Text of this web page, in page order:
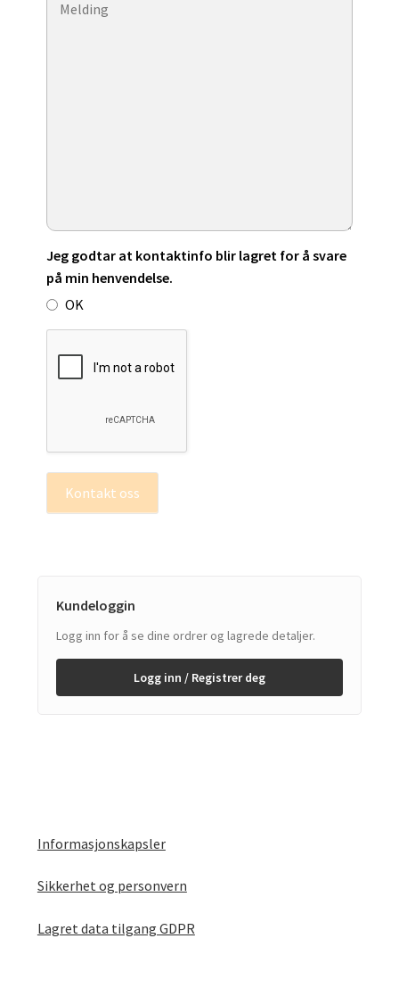
Jeg godtar at kontaktinfo blir lagret for å svare
på min henvendelse.
OK
Kontakt oss
Kundeloggin
Logg inn for å se dine ordrer og lagrede detaljer.
Logg inn / Registrer deg
Informasjonskapsler
Sikkerhet og personvern
Lagret data tilgang GDPR